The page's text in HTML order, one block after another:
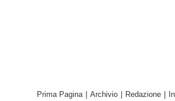
Prima Pagina Archivio Redazione